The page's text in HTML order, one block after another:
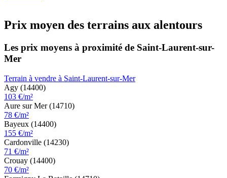
Prix moyen des terrains aux alentours
Les prix moyens à proximité de Saint-Laurent-sur-
Mer
Terrain à vendre à Saint-Laurent-sur-Mer
Agy (14400)
103 €/m²
Aure sur Mer (14710)
78 €/m²
Bayeux (14400)
155 €/m²
Cardonville (14230)
71 €/m²
Crouay (14400)
70 €/m²